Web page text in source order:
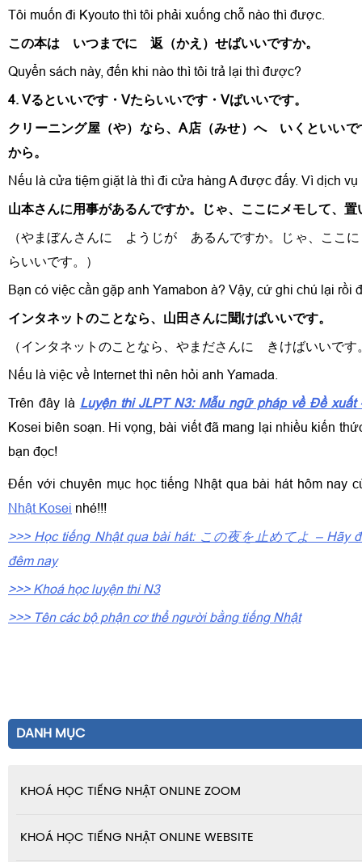
Tôi muốn đi Kyouto thì tôi phải xuống chỗ nào thì được.
この本は いつまでに 返（かえ）せばいいですか。
Quyển sách này, đến khi nào thì tôi trả lại thì được?
4. Vるといいです・ Vたらいいです・ Vばいいです。
クリーニング屋（や）なら、A店（みせ）へ いくといいで
から。
Nếu là cửa tiệm giặt là thì đi cửa hàng A được đấy. Vì dịch vụ
山本さんに用事があるんですか。じゃ、ここにメモして、
（やまぼんさんに ようじが あるんですか。じゃ、ここ
らいいです。）
Bạn có việc cần gặp anh Yamabon à? Vậy, cứ ghi chú lại rồi
インタネットのことなら、山田さんに聞けばいいです。
（インタネットのことなら、やまださんに きけばいいです
Nếu là việc về Internet thì nên hỏi anh Yamada.
Trên đây là Luyện thi JLPT N3: Mẫu ngữ pháp về Đề
Kosei biên soạn. Hi vọng, bài viết đã mang lại nhiều kiến
bạn đọc!
Đến với chuyên mục học tiếng Nhật qua bài hát hôm nay
Nhật Kosei nhé!!!
>>> Học tiếng Nhật qua bài hát: この夜を止めてよ – Hãy
đêm nay
>>> Khoá học luyện thi N3
>>> Tên các bộ phận cơ thể người bằng tiếng Nhật
DANH MỤC
KHOÁ HỌC TIẾNG NHẬT ONLINE ZOOM
KHOÁ HỌC TIẾNG NHẬT ONLINE WEBSITE